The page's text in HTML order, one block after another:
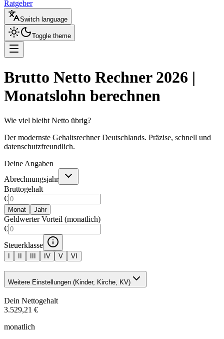
Ratgeber
Switch language
Toggle theme
Brutto Netto Rechner 2026 |
Monatslohn berechnen
Wie viel bleibt Netto übrig?
Der modernste Gehaltsrechner Deutschlands. Präzise, schnell und
datenschutzfreundlich.
Deine Angaben
Abrechnungsjahr
Bruttogehalt
€
Monat Jahr
Geldwerter Vorteil (monatlich)
€
Steuerklasse
IV V VI
Weitere Einstellungen (Kinder, Kirche, KV)
Dein Nettogehalt
3.529,21 €
monatlich